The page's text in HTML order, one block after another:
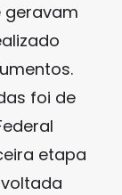
geravam
foi de
etapa